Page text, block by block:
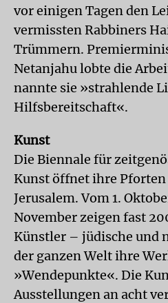
vor einigen Tagen den
vermissten Rabbiners
Trümmern.
Netanjahu lobte die
nannte sie »strahlende
Hilfsbereitschaft«.
Kunst
Die Biennale für
Kunst öffnet ihre
Jerusalem. Vom 1.
November zeigen fast
Künstler – jüdische und
der ganzen Welt ihre
»Wendepunkte«. Die
Ausstellungen an acht